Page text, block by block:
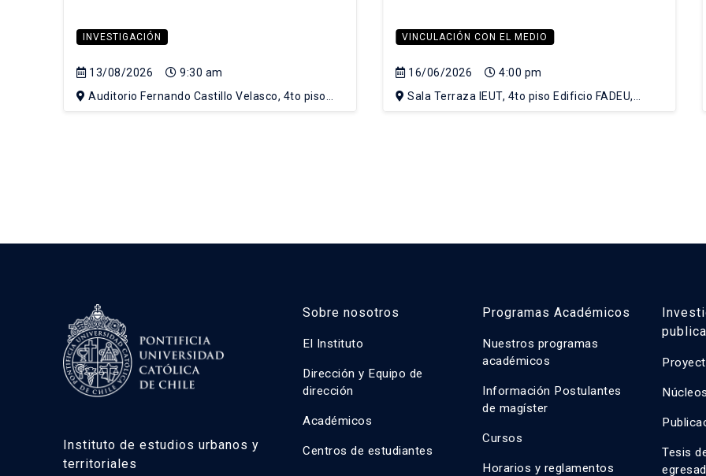
INVESTIGACIÓN
13/08/2026
9:30 am
Auditorio Fernando Castillo Velasco, 4to piso
VINCULACIÓN CON EL MEDIO
16/06/2026
4:00 pm
Sala Terraza IEUT, 4to piso Edificio FADEU,
Instituto de estudios urbanos y
territoriales
Sobre nosotros
El Instituto
Dirección y Equipo de
dirección
Académicos
Centros de estudiantes
Programas Académicos
Nuestros programas
académicos
Información Postulantes
de magíster
Cursos
Horarios y reglamentos
Tesis